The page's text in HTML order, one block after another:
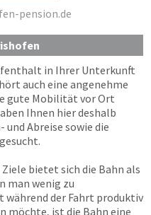
pension.de
in Ihrer Unterkunft
auch eine angenehme
gute Mobilität vor Ort
Ihnen hier deshalb
Abreise sowie die
Ziele bietet sich die Bahn als
man wenig zu
der Fahrt produktiv
möchte, ist die Bahn eine